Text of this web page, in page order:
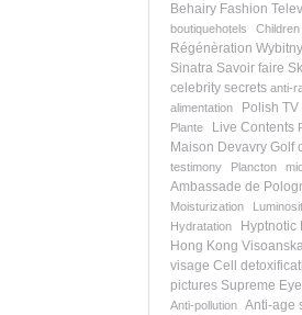
Behairy Fashion
boutiquehotels Children
Régénèration
Sinatra Savoir faire
celebrity secrets anti-
alimentation
Polish TV
Plante
Live Contents
Maison Devavry Golf
testimony Plancton
Ambassade de
Moisturization
Hydratation
Hyptnotic
Hong Kong
visage Cell
pictures Supreme
Anti-pollution Anti-age